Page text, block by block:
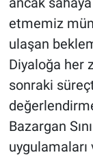
etmemiz
ulaşan
Diyaloğa her
sonraki
Bazargan
uygulamaları